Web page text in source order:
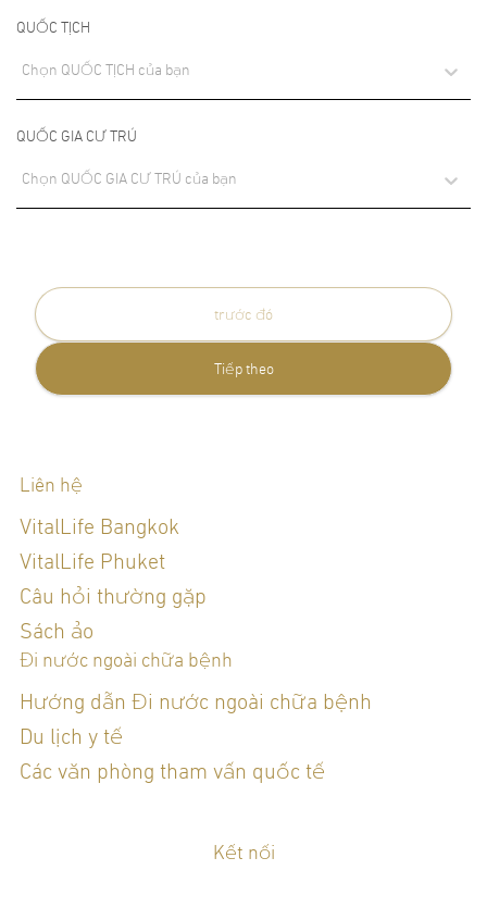
QUỐC TỊCH
Chọn QUỐC TỊCH của bạn
QUỐC GIA CƯ TRÚ
Chọn QUỐC GIA CƯ TRÚ của bạn
trước đó
Tiếp theo
Liên hệ
VitalLife Bangkok
VitalLife Phuket
Câu hỏi thường gặp
Sách ảo
Đi nước ngoài chữa bệnh
Hướng dẫn Đi nước ngoài chữa bệnh
Du lịch y tế
Các văn phòng tham vấn quốc tế
Kết nối